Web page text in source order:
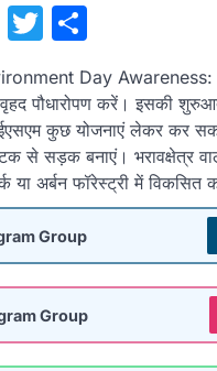
Facebook
Twitter
Day Awareness:
पौधारोपण करें। इसकी
कुछ योजनाएं लेकर कर
से सड़क बनाएं। भरावक्षेत्र
या अर्बन फॉरेस्ट्री में विकसित
Group
Group